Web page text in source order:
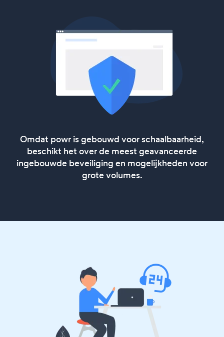
Omdat powr is gebouwd voor schaalbaarheid,
beschikt het over de meest geavanceerde
ingebouwde beveiliging en mogelijkheden voor
grote volumes.